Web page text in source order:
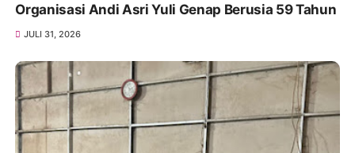
Organisasi Andi Asri Yuli Genap Berusia 59 Tahun
JULI 31, 2026